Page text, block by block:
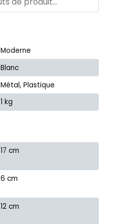
Moderne
Blanc
Métal, Plastique
1 kg
17 cm
6 cm
12 cm